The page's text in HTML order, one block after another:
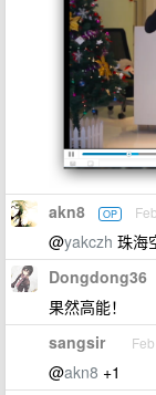
akn8 OP
@yakczh 珠海
Dongdong36
果然高能！
sangsir
@akn8 +1